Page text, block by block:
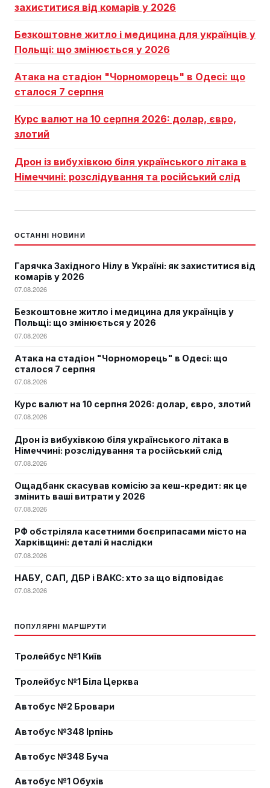
захиститися від комарів у 2026
Безкоштовне житло і медицина для українців у
Польщі: що змінюється у 2026
Атака на стадіон "Чорноморець" в Одесі: що
сталося 7 серпня
Курс валют на 10 серпня 2026: долар, євро,
злотий
Дрон із вибухівкою біля українського літака в
Німеччині: розслідування та російський слід
ОСТАННІ НОВИНИ
Гарячка Західного Нілу в Україні: як захиститися від
комарів у 2026
07.08.2026
Безкоштовне житло і медицина для українців у
Польщі: що змінюється у 2026
07.08.2026
Атака на стадіон "Чорноморець" в Одесі: що
сталося 7 серпня
07.08.2026
Курс валют на 10 серпня 2026: долар, євро, злотий
07.08.2026
Дрон із вибухівкою біля українського літака в
Німеччині: розслідування та російський слід
07.08.2026
Ощадбанк скасував комісію за кеш-кредит: як це
змінить ваші витрати у 2026
07.08.2026
РФ обстріляла касетними боєприпасами місто на
Харківщині: деталі й наслідки
07.08.2026
НАБУ, САП, ДБР і ВАКС: хто за що відповідає
07.08.2026
ПОПУЛЯРНІ МАРШРУТИ
Тролейбус №1 Київ
Тролейбус №1 Біла Церква
Автобус №2 Бровари
Автобус №348 Ірпінь
Автобус №348 Буча
Автобус №1 Обухів